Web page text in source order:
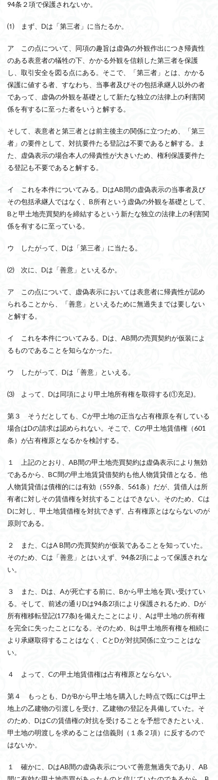
94条２項で保護されないか。
⑴ まず、Dは「第三者」に当たるか。
ア この点について、同項の趣旨は虚偽の外観作出につき帰責性
のある表意者の犠牲の下、かかる外観を信頼した第三者を保護
し、取引安全を図る点にある。そこで、「第三者」とは、かかる
保護に値する者、すなわち、当事者及びその包括承継人以外の者
であって、虚偽の外観を基礎として新たな独立の法律上の利害関
係を有するに至った者をいうと解する。
そして、表意者と第三者とは前主後主の関係に立つため、「第三
者」の要件として、対抗要件たる登記は不要であると解する。ま
た、虚偽表示の場合本人の帰責性が大きいため、権利保護要件た
る登記も不要であると解する。
イ これを本件についてみる。DはAB間の虚偽表示の当事者及び
その包括承継人ではなく、B所有という虚偽の外観を基礎として、
Bと甲土地売買契約を締結するという新たな独立の法律上の利害関
係を有するに至っている。
ウ したがって、Dは「第三者」に当たる。
⑵ 次に、Dは「善意」といえるか。
ア この点について、虚偽表示においては表意者に帰責性が認め
られることから、「善意」といえるために無過失までは要しない
と解する。
イ これを本件についてみる。Dは、AB間の売買契約が仮装によ
るものであることを知らなかった。
ウ したがって、Dは「善意」といえる。
⑶ よって、Dは同項により甲土地所有権を取得する(①充足)。
第３ そうだとしても、Cが甲土地の正当な占有権原を有している
場合はDの請求は認められない。そこで、Cの甲土地賃借権（601
条）が占有権原となるかを検討する。
１ 上記のとおり、AB間の甲土地売買契約は虚偽表示により無効
であるから、BC間の甲土地賃貸借契約も他人物賃貸借となる。他
人物賃貸借は債権的には有効（559条、561条）だが、賃借人は所
有者に対しその賃借権を対抗することはできない。そのため、Cは
Dに対し、甲土地賃借権を対抗できず、占有権原とはならないのが
原則である。
２ また、CはA B間の売買契約が仮装であることを知っていた。
そのため、Cは「善意」とはいえず、94条2項によって保護されな
い。
３ また、Dは、Aが死亡する前に、Bから甲土地を買い受けてい
る。そして、前述の通りDは94条2項により保護されるため、Dが
所有権移転登記(177条)を備えたことにより、Aは甲土地の所有権
を完全に失ったことになる。そのため、Bは甲土地所有権を相続に
より承継取得することはなく、CとDが対抗関係に立つことはな
い。
４ よって、Cの甲土地賃借権は占有権原とならない。
第４ もっとも、DがBから甲土地を購入した時点で既にCは甲土
地上の乙建物の引渡しを受け、乙建物の登記を具備していた。そ
のため、DはCの賃借権の対抗を受けることを予想できたといえ、
甲土地の明渡しを求めることは信義則（１条２項）に反するので
はないか。
１ 確かに、DはAB間の虚偽表示について善意無過失であり、AB